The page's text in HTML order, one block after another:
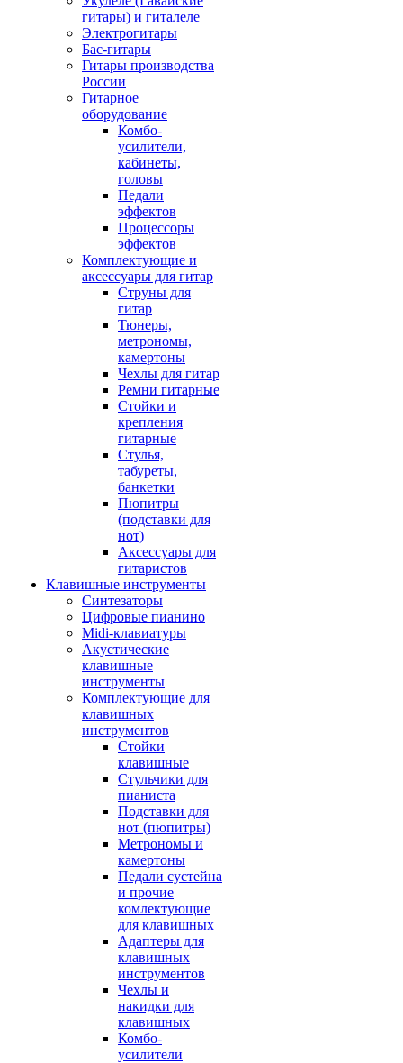
гитары) и гиталеле
Электрогитары
Бас-гитары
Гитары производства
России
Гитарное
оборудование
Комбо-
усилители,
кабинеты,
головы
Педали
эффектов
Процессоры
эффектов
Комплектующие и
аксессуары для гитар
Струны для
гитар
Тюнеры,
метрономы,
камертоны
Чехлы для гитар
Ремни гитарные
Стойки и
крепления
гитарные
Стулья,
табуреты,
банкетки
Пюпитры
(подставки для
нот)
Аксессуары для
гитаристов
Клавишные инструменты
Синтезаторы
Цифровые пианино
Midi-клавиатуры
Акустические
клавишные
инструменты
Комплектующие для
клавишных
инструментов
Стойки
клавишные
Стульчики для
пианиста
Подставки для
нот (пюпитры)
Метрономы и
камертоны
Педали сустейна
и прочие
комлектующие
для клавишных
Адаптеры для
клавишных
инструментов
Чехлы и
накидки для
клавишных
Комбо-
усилители